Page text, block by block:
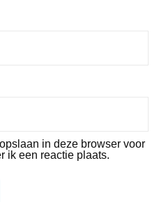
in deze browser voor
ik een reactie plaats.